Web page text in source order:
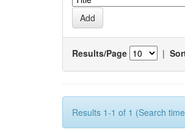
Results/Page |
Results 1-1 of 1 (Search